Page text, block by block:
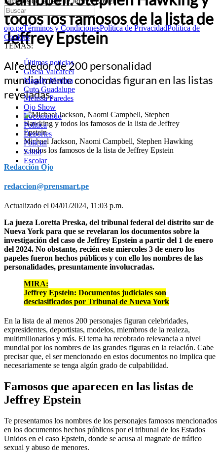
ojo.peTérminos y CondicionesPolítica de PrivacidadPolítica de
Cookies
TEMAS:
Últimas noticias
Gisela Valcarcel
Magaly Medina
Cuto Guadalupe
Melissa Paredes
Ojo Show
Locomundo
Política
Deportes
Policial
Salud
Escolar
todos los famosos de la lista de
Jeffrey Epstein
Alrededor de 200 personalidad
mundialmente conocidas figuran en las listas
reveladas.
Michael Jackson, Naomi Campbell, Stephen Hawking
y todos los famosos de la lista de Jeffrey Epstein
Redacción Ojo
redaccion@prensmart.pe
Actualizado el 04/01/2024, 11:03 p.m.
La jueza Loretta Preska, del tribunal federal del distrito sur de
Nueva York para que se revelaran los documentos sobre la
investigación del caso de Jeffrey Epstein a partir del 1 de enero
del 2024. No obstante, recién este miercoles 3 de enero los
papeles fueron hechos públicos y con ello los nombres de las
personalidades, presuntamente involucradas.
MIRA:
Jeffrey Epstein: Documentos judiciales son
desclasificados por Tribunal de Nueva York
En la lista de al menos 200 personajes figuran celebridades,
expresidentes, deportistas, modelos, miembros de la realeza,
multimillonarios y más. El tema ha recobrado relevancia a nivel
mundial por los nombres de las grandes figuras en la relación. Cabe
precisar que, el ser mencionado en estos documentos no implica que
necesariamente se tenga algún grado de culpabilidad.
Famosos que aparecen en las listas de
Jeffrey Epstein
Te presentamos los nombres de los personajes famosos mencionados
en los documentos hechos públicos por el tribunal de los Estados
Unidos en el caso Epstein, donde se acusa al magnate de tráfico
sexual y abuso de menores.